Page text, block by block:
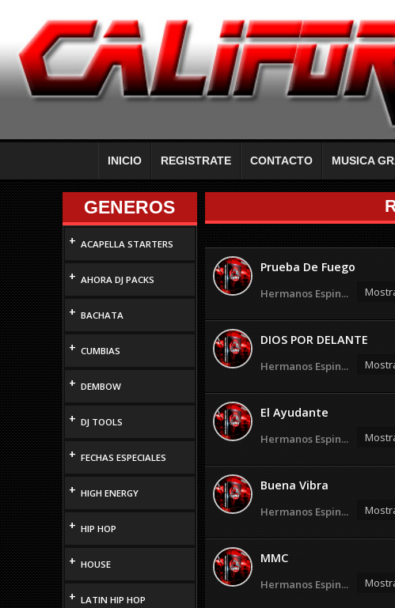
INICIO REGISTRATE CONTACTO MUSICA
GENEROS
+ ACAPELLA STARTERS
+ AHORA DJ PACKS
+ BACHATA
+ CUMBIAS
+ DEMBOW
+ DJ TOOLS
+ FECHAS ESPECIALES
+ HIGH ENERGY
+ HIP HOP
+ HOUSE
+ LATIN HIP HOP
Prueba De Fuego
Hermanos Espin...
DIOS POR DELANTE
Hermanos Espin...
El Ayudante
Hermanos Espin...
Buena Vibra
Hermanos Espin...
MMC
Hermanos Espin...